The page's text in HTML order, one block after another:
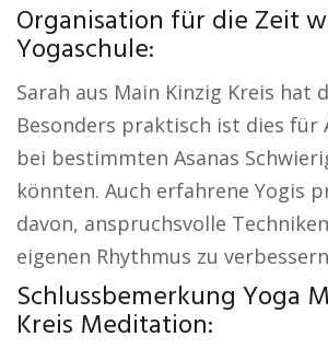
Organisation für die Zeit
Yogaschule:
Sarah aus Main Kinzig Kreis hat
Besonders praktisch ist dies für
bei bestimmten Asanas
könnten. Auch erfahrene Yogis
davon, anspruchsvolle
eigenen Rhythmus zu
Schlussbemerkung Yoga
Kreis Meditation: